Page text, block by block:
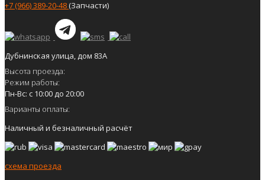
+7 (966) 389-20-48(Запчасти)
Дубнинская улица, дом 83А
Высота проезда:
Режим работы:
Пн-Вс: с 10:00 до 20:00
Варианты оплаты:
Наличный и безналичный расчёт
схема проезда